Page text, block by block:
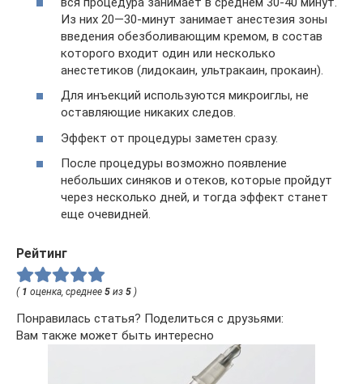
Из них 20—30-минут занимает анестезия зоны
введения обезболивающим кремом, в состав
которого входит один или несколько
анестетиков (лидокаин, ультракаин, прокаин).
Для инъекций используются микроиглы, не
оставляющие никаких следов.
Эффект от процедуры заметен сразу.
После процедуры возможно появление
небольших синяков и отеков, которые пройдут
через несколько дней, и тогда эффект станет
еще очевидней.
Рейтинг
( 1 оценка, среднее 5 из 5 )
Понравилась статья? Поделиться с друзьями:
Вам также может быть интересно